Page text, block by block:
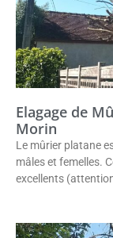
Elagage de
Morin
Le mûrier platane
mâles et femelles.
excellents